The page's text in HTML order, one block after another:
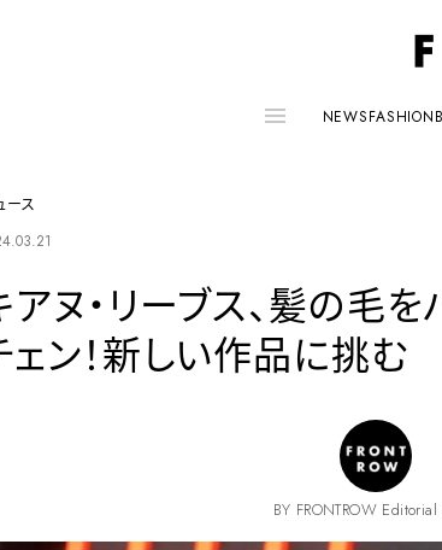
NEWSFASHION
ース
アヌ・リーブス、髪の毛
ェン！新しい作品に挑む
BY FRONTROW